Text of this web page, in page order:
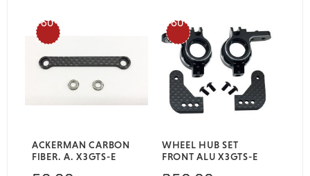
ACKERMAN CARBON
FIBER. A. X3GTS-E
60
%
WHEEL HUB SET
FRONT ALU X3GTS-E
60
%